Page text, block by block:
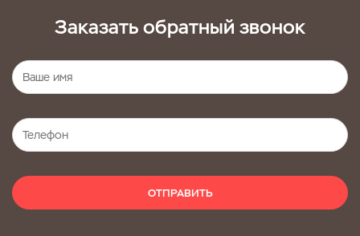
Заказать обратный звонок
ОТПРАВИТЬ